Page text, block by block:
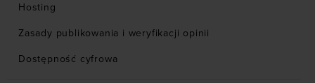
Hosting
Zasady publikowania i weryfikacji opinii
Dostępność cyfrowa